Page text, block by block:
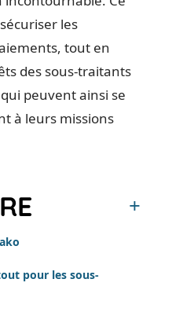
les
tout en
des sous-traitants
peuvent ainsi se
à leurs missions
pour les sous-